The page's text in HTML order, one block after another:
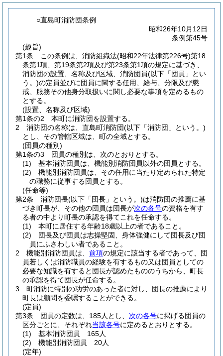
○直島町消防団条例
昭和26年10月12日
条例第45号
(趣旨)
第1条
この条例は、消防組織法(昭和22年法律第226号)第18
条第1項、第19条第2項及び第23条第1項の規定に基づき、
消防団の設置、名称及び区域、消防団員(以下「団員」とい
う。)の定員並びに団員に関する任用、給与、分限及び懲
戒、服務その他身分取扱いに関し必要な事項を定めるもの
とする。
(設置、名称及び区域)
第1条の2
本町に消防団を設置する。
2
消防団の名称は、直島町消防団(以下「消防団」という。)
とし、その管轄区域は、町の全域とする。
(団員の種別)
第1条の3
団員の種別は、次のとおりとする。
(1)
基本消防団員は、機能別消防団員以外の団員とする。
(2)
機能別消防団員は、その任用に当たり定められた特定
の職務に従事する団員とする。
(任命等)
第2条
消防団長(以下「団長」という。)は消防団の推薦に基
づき町長が、その他の団員は団長が次の各号の資格を有す
る者の中より町長の承認を得てこれを任命する。
(1)
本町に居住する年齢18歳以上の者であること。
(2)
団長及び団員は志操堅固、身体強健にして団長及び団
員にふさわしい者であること。
2
機能別消防団員は、 前項の規定に該当する者であって、団
員若しくは消防職員の経験を有するもの又は団員としての
必要な知識を有すると団長が認めたもののうちから、町長
の承認を得て団長が任命する。
3
町消防に特別の功労のあった者に対し、団長の推薦により
町長は顧問を委嘱することができる。
(定員)
第3条
団員の定数は、185人とし、 次の各号に掲げる団員の
区分ごとに、それぞれ当該各号に定めるとおりとする。
(1)
基本消防団員 165人
(2)
機能別消防団員 20人
(定年)